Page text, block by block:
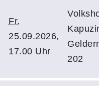
Fr.
25.09.2026,
17.00 Uhr
202